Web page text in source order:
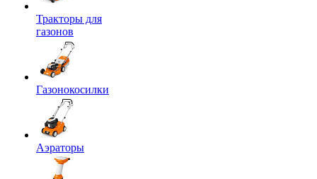
Тракторы для
газонов
Газонокосилки
Аэраторы